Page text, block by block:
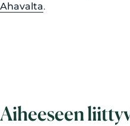
Ahavalta.
Aiheeseen